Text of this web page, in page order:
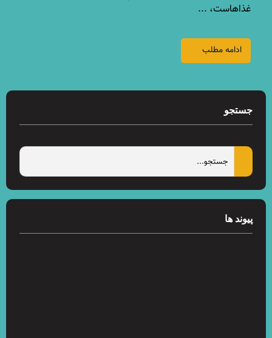
غذاهاست، ...
ادامه مطلب
جستجو
پیوند ها